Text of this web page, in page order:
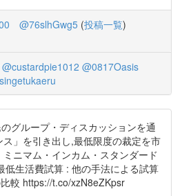
@76slhGwg5 (投稿一覧)
@custardpie1012 @0817Oasis
グループ・ディスカッションを通
」を引き出し,最低限度の裁定を市
ニマム・インカム・スタンダード
低生活費試算 : 他の手法による試算
較 https://t.co/xzN8eZKpsr